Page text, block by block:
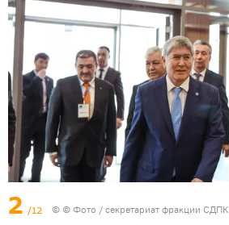
2 /12 © © Фото / секретариат фракции СДПК